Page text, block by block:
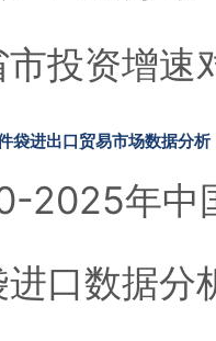
投资增速
进出口贸易市场数据分析
2025年中
口数据分